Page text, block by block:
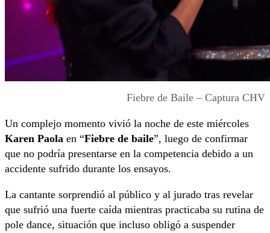
Fiebre de Baile – Captura CHV
Un complejo momento vivió la noche de este miércoles
Karen Paola en “Fiebre de baile”, luego de confirmar
que no podría presentarse en la competencia debido a un
accidente sufrido durante los ensayos.
La cantante sorprendió al público y al jurado tras revelar
que sufrió una fuerte caída mientras practicaba su rutina de
pole dance, situación que incluso obligó a suspender